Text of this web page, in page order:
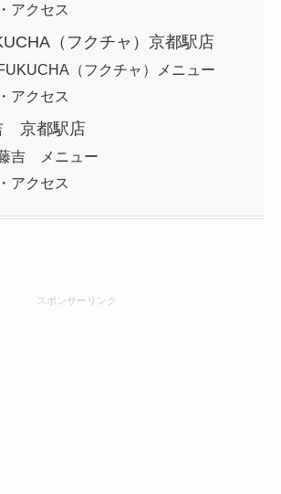
アクセス
（フクチャ）京都駅店
（フクチャ）メニュー
アクセス
京都駅店
吉 メニュー
アクセス
スポンサーリンク